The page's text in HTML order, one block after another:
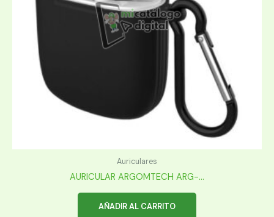
Auriculares
AURICULAR ARGOMTECH ARG-...
AÑADIR AL CARRITO